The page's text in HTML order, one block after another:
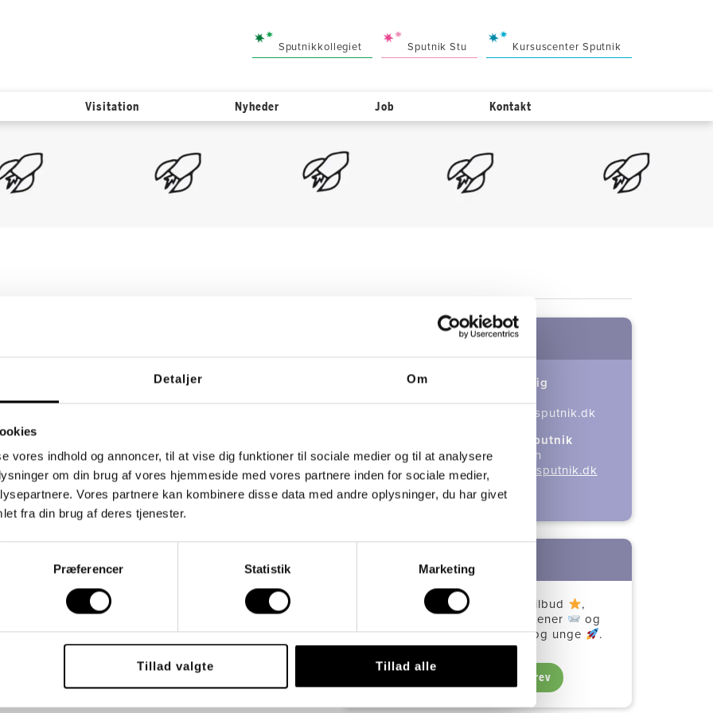
Detaljer Om
vores indhold og annoncer, til at vise dig funktioner til sociale medier og til at analysere
om din brug af vores hjemmeside med vores partnere inden for sociale medier,
Vores partnere kan kombinere disse data med andre oplysninger, du har givet
fra din brug af deres tjenester.
Præferencer Statistik Marketing
Tillad valgte Tillad alle
Sputnikkollegiet Sputnik Stu Kursuscenter Sputnik
Visitation Nyheder Job Kontakt
Maskering er et begreb, som har vundet indpas
de seneste år, og vi vil her folde definitioner, viden
ud. Af autoriseret psykolog Anders Rane
Brok og leder Lene Holst Holmgård. Definition af
Maskering er […]
autisme kamouflage
maskering
definition
maskering piger masking
Kontakt os
Visitationsansvarlig
LWA@skolensputnik.dk
Områdechef Skolen Sputnik
Niels Brahtz Westh
42 33 52 51 / NWE@skolensputnik.dk
Nyhedsbrev
Få fagartikler , kursustilbud
,
invitationer til gratis temaaftener
og
historier om Sputniks børn og unge
.
Tilmeld nyhedsbrev